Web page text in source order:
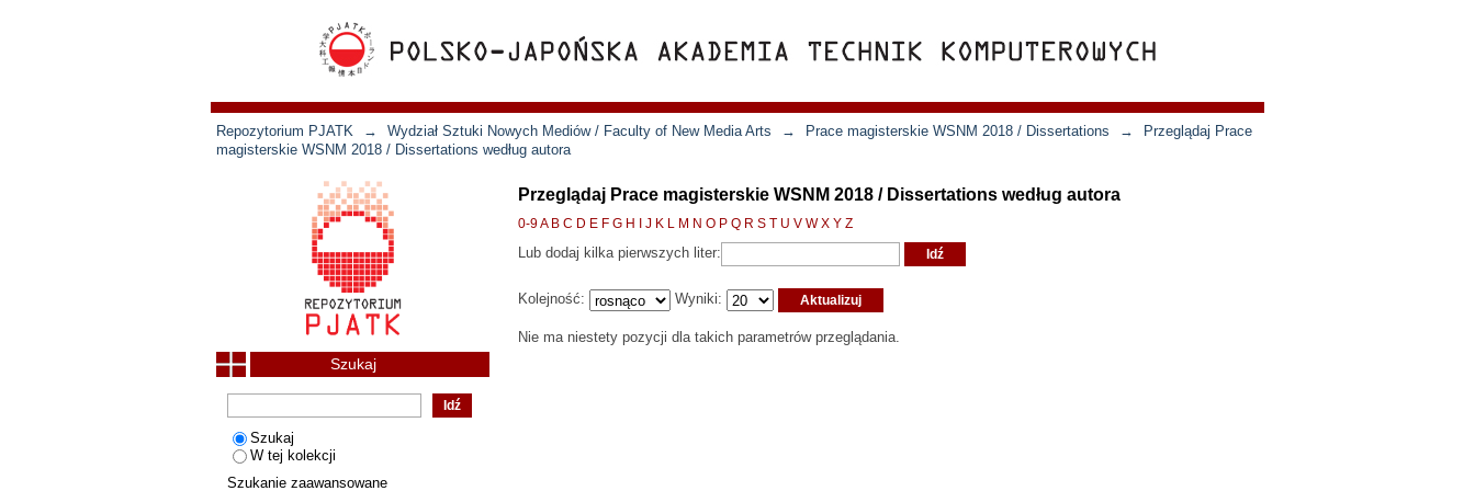
Repozytorium PJATK → Wydział Sztuki Nowych Mediów / Faculty of New Media Arts → Prace magisterskie WSNM 2018 / Dissertations →
Przeglądaj Prace
magisterskie WSNM 2018 / Dissertations według autora
Przeglądaj Prace magisterskie WSNM 2018 / Dissertations według autora
0-9A B C D E F G H J K L M N O P Q R S T U V W X Y Z
Lub dodaj kilka pierwszych liter:
Kolejność: Wyniki:
Nie ma niestety pozycji dla takich parametrów przeglądania.
Szukaj
Szukaj
W tej kolekcji
Szukanie zaawansowane